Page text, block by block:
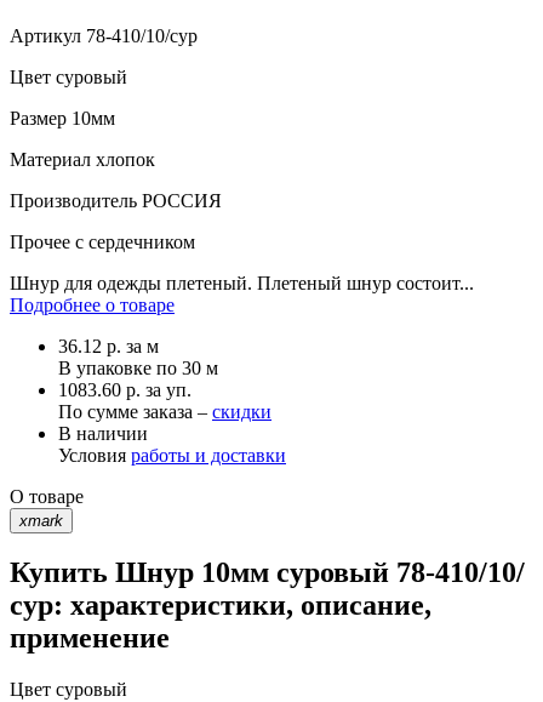
Артикул 78-410/10/сур
Цвет суровый
Размер 10мм
Материал хлопок
Производитель РОССИЯ
Прочее с сердечником
Шнур для одежды плетеный. Плетеный шнур состоит...
Подробнее о товаре
36.12 р. за м
В упаковке по 30 м
1083.60 р. за уп.
По сумме заказа – скидки
В наличии
Условия работы и доставки
О товаре
xmark
Купить Шнур 10мм суровый 78-410/10/
сур: характеристики, описание,
применение
Цвет суровый